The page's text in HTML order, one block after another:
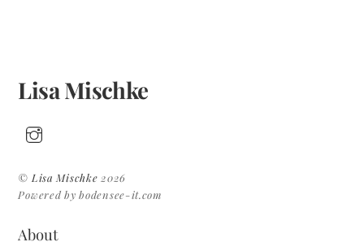
Lisa Mischke
©Lisa Mischke 2026
Powered by bodensee-it.com
About